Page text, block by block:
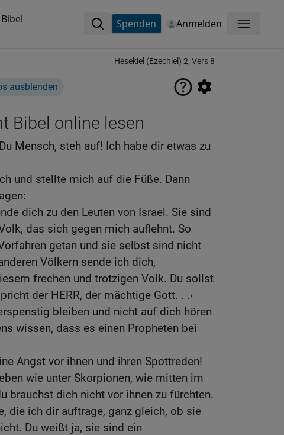
Spenden Anmelden Menü
Hesekiel (Ezechiel) 2, Vers 8
ausblenden
Bibel online lesen
Mensch, steh auf! Ich habe dir etwas zu
und stellte mich auf die Füße. Dann
dich zu den Leuten von Israel. Sie sind
das sich gegen mich auflehnt. So
getan und sie selbst sind nicht
Völkern sende ich dich,
frechen und trotzigen Volk. Du sollst
der HERR, der mächtige Gott. . .‹
bleiben und nicht auf dich hören
wissen, dass es einen Propheten bei
Angst vor ihnen und ihren Spottreden!
wie unter Skorpionen, wie mitten im
brauchst dich nicht vor ihnen zu fürchten.
die ich dir auftrage, ganz gleich, ob sie
Du weißt ja, sie sind ein